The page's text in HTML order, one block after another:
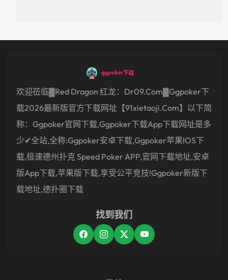
欢迎莅临▓Red Dragon 红龙：dr09.com▓ggpoker下
载2026最新版官方下载网址【91xietaoji.com】以下简
称：ggpoker官网下载,ggpoker下载app下载网址是多
少✔全站,全称:ggpoker安卓下载,ggpoker苹果IOS下
载,极速德州扑克 Speed Poker APP,官网下载地址,安卓
版app下载,苹果版下载,享受公平竞技!ggpoker新版下
载地址,德扑圈下载
找到我们